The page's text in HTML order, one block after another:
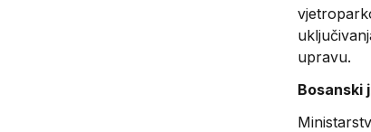
upravu.
Bosanski